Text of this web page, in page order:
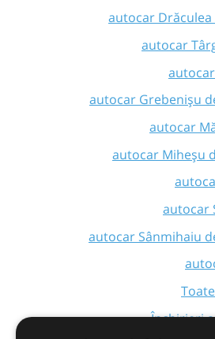
autocar Drăculea
autocar
autocar Grebenișu
autocar
autocar Miheșu
autocar
autocar Sânmihaiu
Închirieri